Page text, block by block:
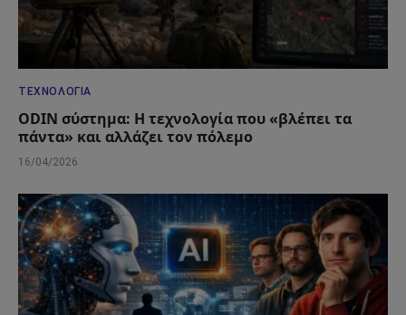
ΤΕΧΝΟΛΟΓΊΑ
ODIN σύστημα: Η τεχνολογία που «βλέπει τα
πάντα» και αλλάζει τον πόλεμο
16/04/2026